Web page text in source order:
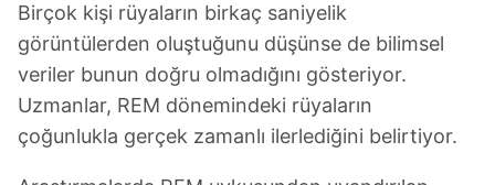
Birçok kişi rüyaların birkaç saniyelik
görüntülerden oluştuğunu düşünse de bilimsel
veriler bunun doğru olmadığını gösteriyor.
Uzmanlar, REM dönemindeki rüyaların
çoğunlukla gerçek zamanlı ilerlediğini belirtiyor.